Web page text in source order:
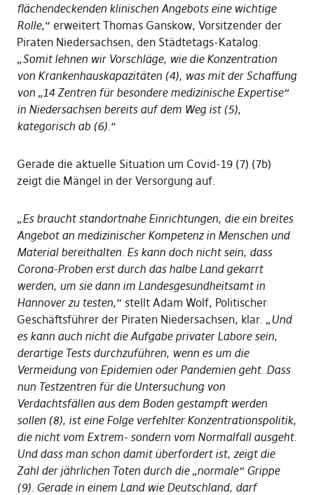
flächendeckenden klinischen Angebots eine wichtige
Rolle,“ erweitert Thomas Ganskow, Vorsitzender der
Piraten Niedersachsen, den Städtetags-Katalog.
„Somit lehnen wir Vorschläge, wie die Konzentration
von Krankenhauskapazitäten (4), was mit der Schaffung
von „14 Zentren für besondere medizinische Expertise“
in Niedersachsen bereits auf dem Weg ist (5),
kategorisch ab (6).“
Gerade die aktuelle Situation um Covid-19 (7) (7b)
zeigt die Mängel in der Versorgung auf.
„Es braucht standortnahe Einrichtungen, die ein breites
Angebot an medizinischer Kompetenz in Menschen und
Material bereithalten. Es kann doch nicht sein, dass
Corona-Proben erst durch das halbe Land gekarrt
werden, um sie dann im Landesgesundheitsamt in
Hannover zu testen,“ stellt Adam Wolf, Politischer
Geschäftsführer der Piraten Niedersachsen, klar. „ Und
es kann auch nicht die Aufgabe privater Labore sein,
derartige Tests durchzuführen, wenn es um die
Vermeidung von Epidemien oder Pandemien geht. Dass
nun Testzentren für die Untersuchung von
Verdachtsfällen aus dem Boden gestampft werden
sollen (8), ist eine Folge verfehlter Konzentrationspolitik,
die nicht vom Extrem- sondern vom Normalfall ausgeht.
Und dass man schon damit überfordert ist, zeigt die
Zahl der jährlichen Toten durch die „normale“ Grippe
(9). Gerade in einem Land wie Deutschland, darf